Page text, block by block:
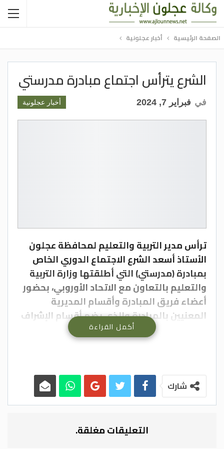
الصفحة الرئيسية أخبار عجلونية
الشرع يترأس اجتماع مبادرة مدرستي
أخبار عجلونية في فبراير 7, 2024
ترأس مدير التربية والتعليم لمحافظة عجلون
الأستاذ أسعد الشرع الاجتماع الدوري الخاص
بمبادرة (مدرستي) التي أطلقتها وزارة التربية
والتعليم بالتعاون مع الاتحاد الأوروبي، بحضور
أعضاء فريق المبادرة وأقسام المديرية
المعنيين بالمبادرة والذي يضم أقسام الإشراف
والإرشاد والإعلام والنشاط التربوية.
حيث رحب الشرع بدايةً بالحضور ، وتم الحديث عن
المستهدفة والتي عددها ٢٠ مدرسة في
المحافظة ومساهماتها في تحقيق الاهداف
المنشودة ، والخطط المرسومة والتي تضمن
المجتمع المحلي فيها، كما تم الحديث عن
أكمل القراءة
شارك
التعليقات مغلقة.